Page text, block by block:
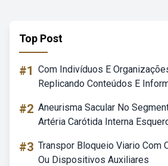
Top Post
#1 Com Indivíduos E
Replicando Conteúdos E
#2 Aneurisma Sacular No
Artéria Carótida Interna
#3 Transpor Bloqueio Viario Com
Ou Dispositivos Auxiliares